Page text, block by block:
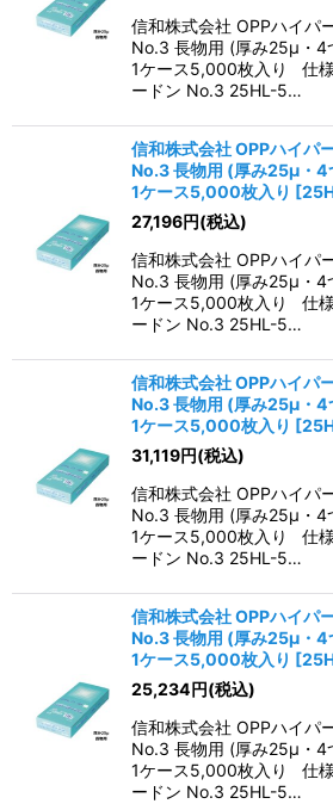
信和株式会社 OPPハイパ
No.3 長物用 (厚み25μ・4
1ケース5,000枚入り 仕
ードン No.3 25HL-5…
信和株式会社 OPPハイパ
No.3 長物用 (厚み25μ・
1ケース5,000枚入り [
27,196円(税込)
信和株式会社 OPPハイパ
No.3 長物用 (厚み25μ・
1ケース5,000枚入り 仕
ードン No.3 25HL-5…
信和株式会社 OPPハイパ
No.3 長物用 (厚み25μ・
1ケース5,000枚入り [
31,119円(税込)
信和株式会社 OPPハイパ
No.3 長物用 (厚み25μ・
1ケース5,000枚入り 仕
ードン No.3 25HL-5…
信和株式会社 OPPハイパ
No.3 長物用 (厚み25μ・
1ケース5,000枚入り [
25,234円(税込)
信和株式会社 OPPハイパ
No.3 長物用 (厚み25μ・
1ケース5,000枚入り 仕
ードン No.3 25HL-5…